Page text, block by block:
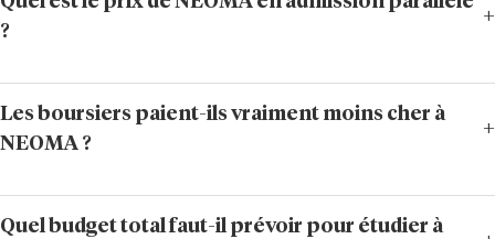
?
Les boursiers paient-ils vraiment moins cher à
NEOMA ?
Quel budget total faut-il prévoir pour étudier à